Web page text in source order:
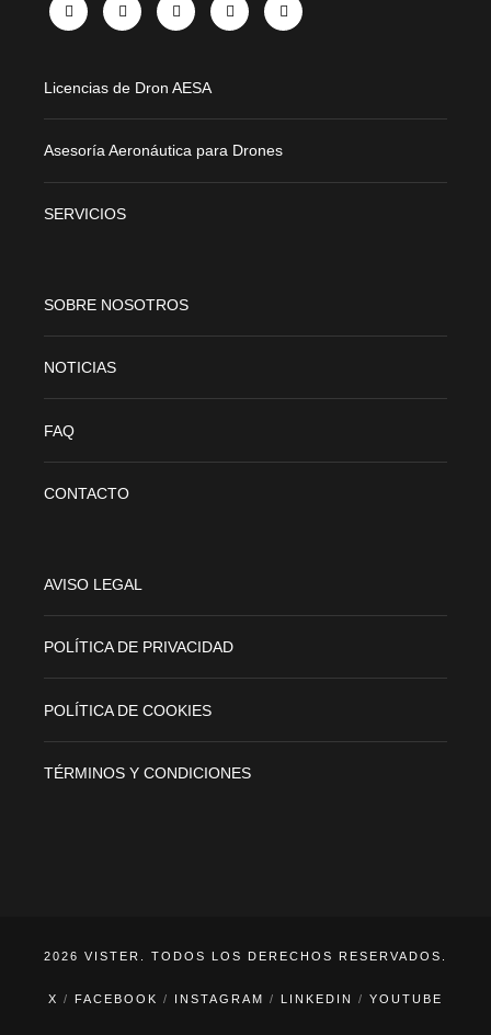
FacebookInstagramLinkedIn YouTube
Licencias de Dron AESA
Asesoría Aeronáutica para Drones
SERVICIOS
SOBRE NOSOTROS
NOTICIAS
FAQ
CONTACTO
AVISO LEGAL
POLÍTICA DE PRIVACIDAD
POLÍTICA DE COOKIES
TÉRMINOS Y CONDICIONES
2026 VISTER. TODOS LOS DERECHOS RESERVADOS.
X FACEBOOK INSTAGRAM LINKEDIN YOUTUBE